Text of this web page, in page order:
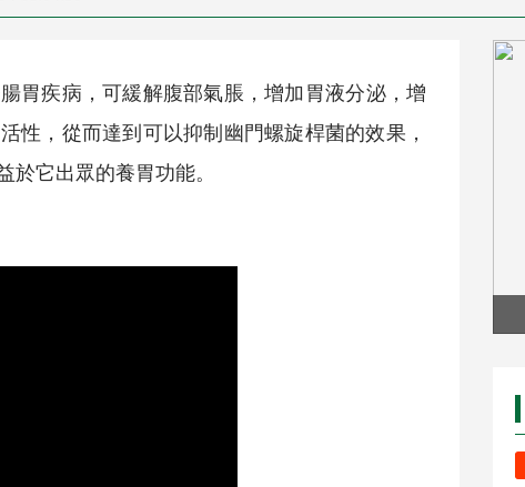
胃疾病，可緩解腹部氣脹，增加胃液分泌，增
性，從而達到可以抑制幽門螺旋桿菌的效果，
於它出眾的養胃功能。